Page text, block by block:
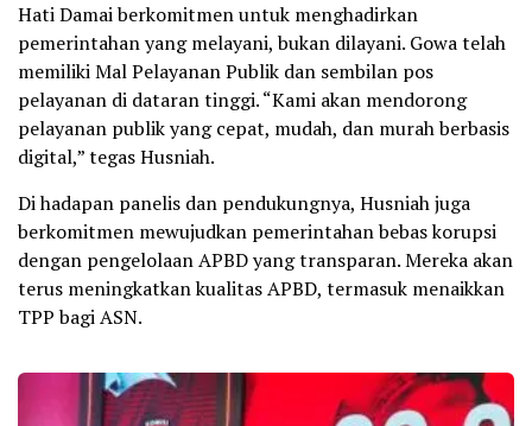
Hati Damai berkomitmen untuk menghadirkan
pemerintahan yang melayani, bukan dilayani. Gowa telah
memiliki Mal Pelayanan Publik dan sembilan pos
pelayanan di dataran tinggi. “Kami akan mendorong
pelayanan publik yang cepat, mudah, dan murah berbasis
digital,” tegas Husniah.
Di hadapan panelis dan pendukungnya, Husniah juga
berkomitmen mewujudkan pemerintahan bebas korupsi
dengan pengelolaan APBD yang transparan. Mereka akan
terus meningkatkan kualitas APBD, termasuk menaikkan
TPP bagi ASN.